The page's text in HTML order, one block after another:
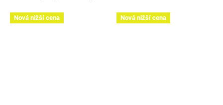
Nová nižší cena Nová nižší cena